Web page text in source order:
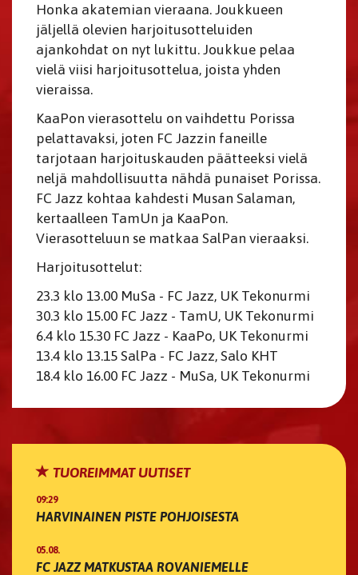
Honka akatemian vieraana. Joukkueen
jäljellä olevien harjoitusotteluiden
ajankohdat on nyt lukittu. Joukkue pelaa
vielä viisi harjoitusottelua, joista yhden
vieraissa.
KaaPon vierasottelu on vaihdettu Porissa
pelattavaksi, joten FC Jazzin faneille
tarjotaan harjoituskauden päätteeksi vielä
neljä mahdollisuutta nähdä punaiset Porissa.
FC Jazz kohtaa kahdesti Musan Salaman,
kertaalleen TamUn ja KaaPon.
Vierasotteluun se matkaa SalPan vieraaksi.
Harjoitusottelut:
23.3 klo 13.00 MuSa - FC Jazz, UK Tekonurmi
30.3 klo 15.00 FC Jazz - TamU, UK Tekonurmi
6.4 klo 15.30 FC Jazz - KaaPo, UK Tekonurmi
13.4 klo 13.15 SalPa - FC Jazz, Salo KHT
18.4 klo 16.00 FC Jazz - MuSa, UK Tekonurmi
TUOREIMMAT UUTISET
09:29
HARVINAINEN PISTE POHJOISESTA
05.08.
FC JAZZ MATKUSTAA ROVANIEMELLE